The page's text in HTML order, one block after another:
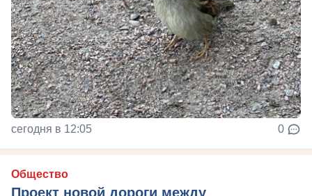
сегодня в 12:05 0
Общество
Проект новой дороги между